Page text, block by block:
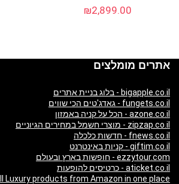
₪2,899.00
אתרים מומלצים
bigapple.co.il - בלוג בניית אתרים
fungets.co.il - גאדג'טים הכי שווים
azone.co.il - הכל על קניה באמזון
zipzap.co.il - מוצרי חשמל במחירים הגיוניים
fnews.co.il - חדשות כלכלה
giftim.co.il - קניות באינטרנט
ezzytour.com - חופשות בארץ ובעולם
aticket.co.il - כרטיסים להופעות
Luxury products from Amazon in one place